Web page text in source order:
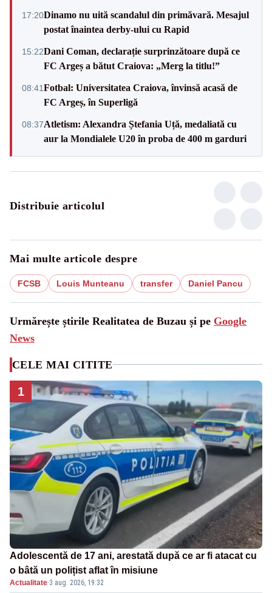
17:20Dinamo nu uită scandalul din primăvară. Mesajul
postat înaintea derby-ului cu Rapid
15:22Dani Coman, declarație surprinzătoare după ce
FC Argeș a bătut Craiova: „Merg la titlu!”
08:41Fotbal: Universitatea Craiova, învinsă acasă de
FC Argeș, în Superligă
08:37Atletism: Alexandra Ștefania Uță, medaliată cu
aur la Mondialele U20 în proba de 400 m garduri
Distribuie articolul
Mai multe articole despre
FCSB Louis Munteanu transfer Daniel Pancu
Urmărește știrile Realitatea de Buzau și pe Google
News
CELE MAI CITITE
1
Adolescentă de 17 ani, arestată după ce ar fi atacat cu
o bâtă un polițist aflat în misiune
Actualitate·3 aug. 2026, 19:32